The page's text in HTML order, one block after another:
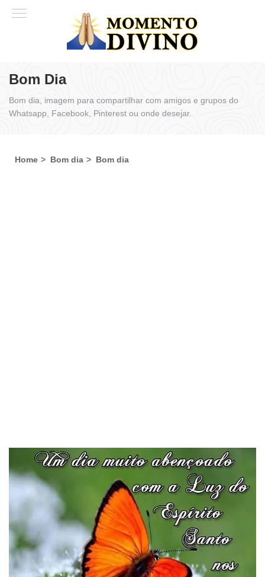
Bom Dia
Bom dia, imagem para compartilhar com amigos e grupos do
Whatsapp, Facebook, Pinterest ou onde desejar.
Home Bom dia Bom dia